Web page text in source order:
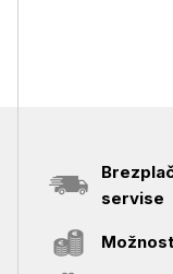
servise